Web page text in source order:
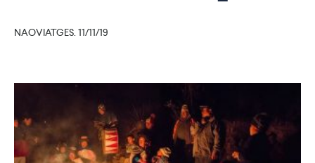
NAOVIATGES. 11/11/19